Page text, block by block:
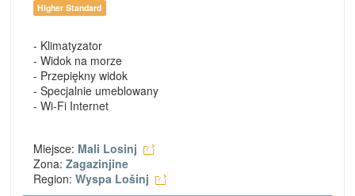
Higher Standard
- Klimatyzator
- Widok na morze
- Przepiękny widok
- Specjalnie umeblowany
- Wi-Fi Internet
Miejsce: Mali Losinj
Zona: Zagazinjine
Region: Wyspa Lošinj